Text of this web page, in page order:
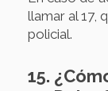
llamar al 17,
policial.
15.